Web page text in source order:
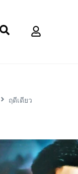
ฤดีเดียว